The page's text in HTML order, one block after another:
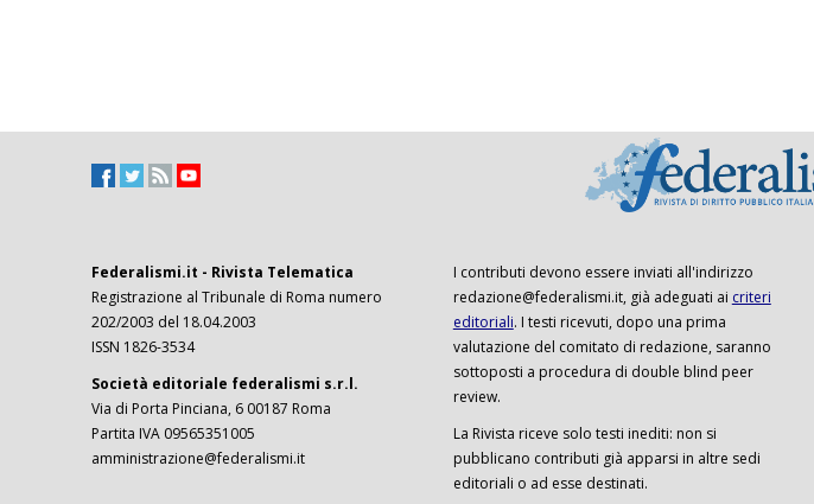
Federalismi.it - Rivista Telematica
Registrazione al Tribunale di Roma numero
202/2003 del 18.04.2003
ISSN 1826-3534
Società editoriale federalismi s.r.l.
Via di Porta Pinciana, 6 00187 Roma
Partita IVA 09565351005
amministrazione@federalismi.it
I contributi devono essere inviati all'indirizzo
redazione@federalismi.it, già adeguati ai criteri
editoriali. I testi ricevuti, dopo una prima
valutazione del comitato di redazione, saranno
sottoposti a procedura di double blind peer
review.
La Rivista riceve solo testi inediti: non si
pubblicano contributi già apparsi in altre sedi
editoriali o ad esse destinati.